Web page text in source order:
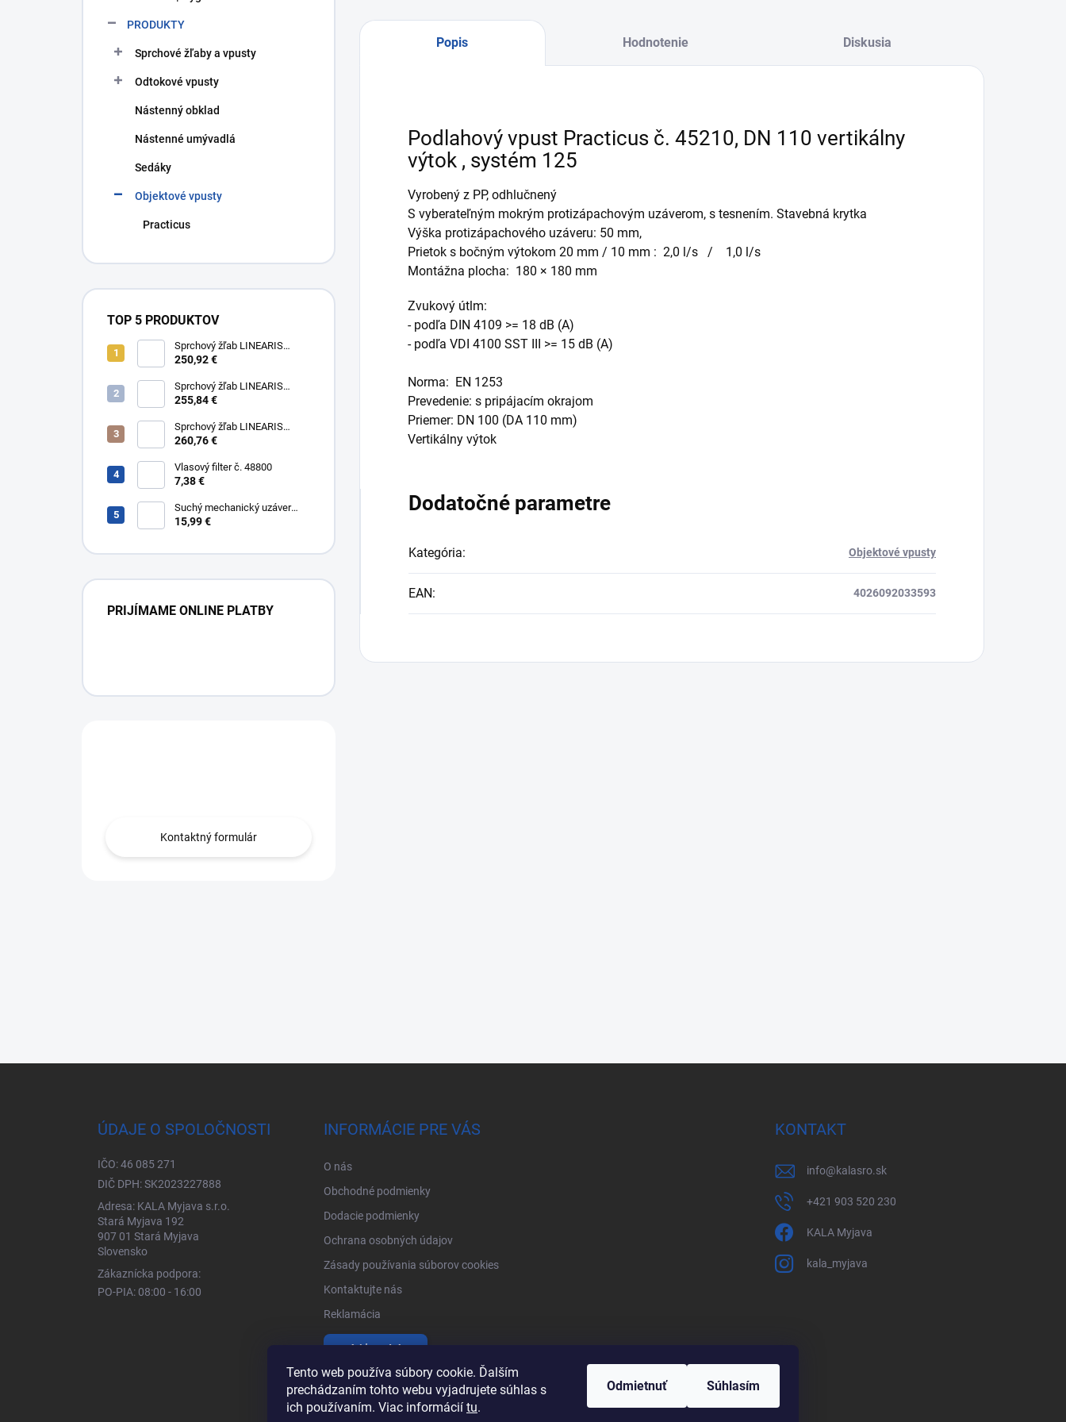
Tento web používa súbory cookie. Ďalším
prechádzaním tohto webu vyjadrujete súhlas s
ich používaním. Viac informácií tu.
Odmietnuť Súhlasím
PRODUKTY
Sprchové žľaby a vpusty
Odtokové vpusty
Nástenný obklad
Nástenné umývadlá
Sedáky
Objektové vpusty
Practicus
TOP 5 PRODUKTOV
Sprchový žľab LINEARIS
Compact č. 45600.63M, L 75
304
250,92 €
Sprchový žľab LINEARIS
Compact č. 45600.64M, L 85
304
255,84 €
Sprchový žľab LINEARIS
Compact č. 45600.65M, L 95
304
260,76 €
Vlasový filter č. 48800
7,38 €
Suchý mechanický uzáver
Multistop č. 48400,
15,99 €
PRIJÍMAME ONLINE PLATBY
Kontaktný formulár
Popis Hodnotenie Diskusia
Podlahový vpust Practicus č. 45210, DN 110 vertikálny
výtok , systém 125
Vyrobený z PP, odhlučnený
S vyberateľným mokrým protizápachovým uzáverom, s tesnením. Stavebná krytka
Výška protizápachového uzáveru: 50 mm,
Prietok s bočným výtokom 20 mm / 10 mm : 2,0 l/s / 1,0 l/s
Montážna plocha: 180 × 180 mm
Zvukový útlm:
- podľa DIN 4109 >= 18 dB (A)
- podľa VDI 4100 SST III >= 15 dB (A)
Norma: EN 1253
Prevedenie: s pripájacím okrajom
Priemer: DN 100 (DA 110 mm)
Vertikálny výtok
Dodatočné parametre
Kategória: Objektové vpusty
EAN: 4026092033593
ÚDAJE O SPOLOČNOSTI
IČO: 46 085 271
DIČ DPH: SK2023227888
Adresa: KALA Myjava s.r.o.
Stará Myjava 192
907 01 Stará Myjava
Slovensko
Zákaznícka podpora:
PO-PIA: 08:00 - 16:00
INFORMÁCIE PRE VÁS
O nás
Obchodné podmienky
Dodacie podmienky
Ochrana osobných údajov
Zásady používania súborov cookies
Kontaktujte nás
Reklamácia
Vrátiť produkty
KONTAKT
info@kalasro.sk
+421 903 520 230
KALA Myjava
kala_myjava